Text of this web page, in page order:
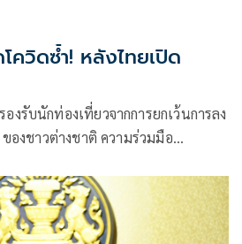
ควิดซ้ำ! หลังไทยเปิด
งรับนักท่องเที่ยวจากการยกเว้นการลง
องชาวต่างชาติ ความร่วมมือ